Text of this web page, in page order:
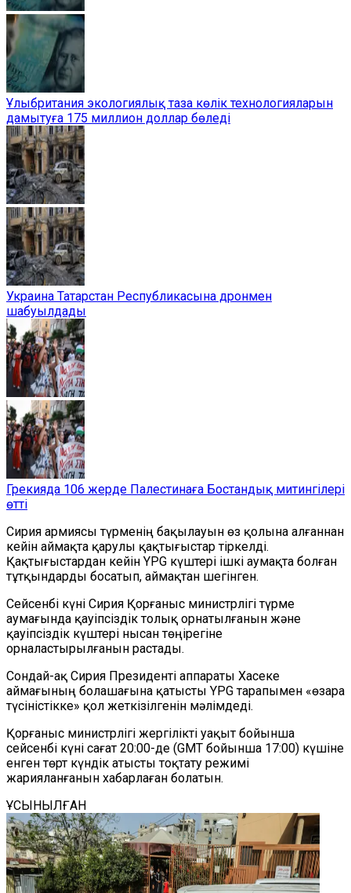
Ұлыбритания экологиялық таза көлік технологияларын
дамытуға 175 миллион доллар бөледі
Украина Татарстан Республикасына дронмен
шабуылдады
Грекияда 106 жерде Палестинаға Бостандық митингілері
өтті
Сирия армиясы түрменің бақылауын өз қолына алғаннан
кейін аймақта қарулы қақтығыстар тіркелді.
Қақтығыстардан кейін YPG күштері ішкі аумақта болған
тұтқындарды босатып, аймақтан шегінген.
Сейсенбі күні Сирия Қорғаныс министрлігі түрме
аумағында қауіпсіздік толық орнатылғанын және
қауіпсіздік күштері нысан төңірегіне
орналастырылғанын растады.
Сондай-ақ Сирия Президенті аппараты Хасеке
аймағының болашағына қатысты YPG тарапымен «өзара
түсіністікке» қол жеткізілгенін мәлімдеді.
Қорғаныс министрлігі жергілікті уақыт бойынша
сейсенбі күні сағат 20:00-де (GMT бойынша 17:00) күшіне
енген төрт күндік атысты тоқтату режимі
жарияланғанын хабарлаған болатын.
ҰСЫНЫЛҒАН